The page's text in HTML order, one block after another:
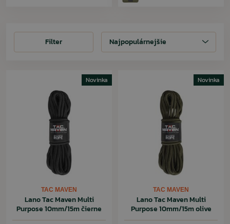
FilterFilter Najpopulárnejšie
Novinka
TAC MAVEN
Lano Tac Maven Multi
Purpose 10mm/15m čierne
Novinka
TAC MAVEN
Lano Tac Maven Multi
Purpose 10mm/15m olive